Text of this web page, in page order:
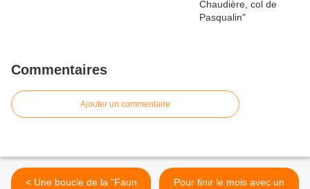
Commentaires
Ajouter un commentaire
< Une boucle de la "Faun
Pour finir le mois avec un